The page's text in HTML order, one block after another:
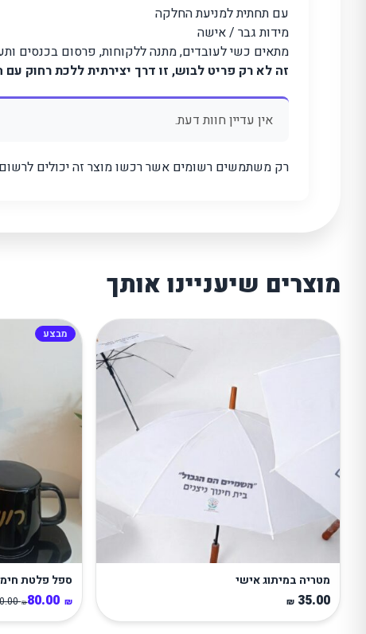
עם תחתית למניעת החלקה
מידות גבר / אישה
מתאים כשי לעובדים, מתנה ללקוחות, פרסום בכנסים
זה לא רק פריט לבוש, זו דרך יצירתית ללכת רחוק
אין עדיין חוות דעת.
רק משתמשים רשומים אשר רכשו מוצר זה יכולים
מוצרים שיעניינו אותך
מטריה במיתוג אישי
35.00
₪
מבצע
ספל פלטת
80.00 ₪
₪